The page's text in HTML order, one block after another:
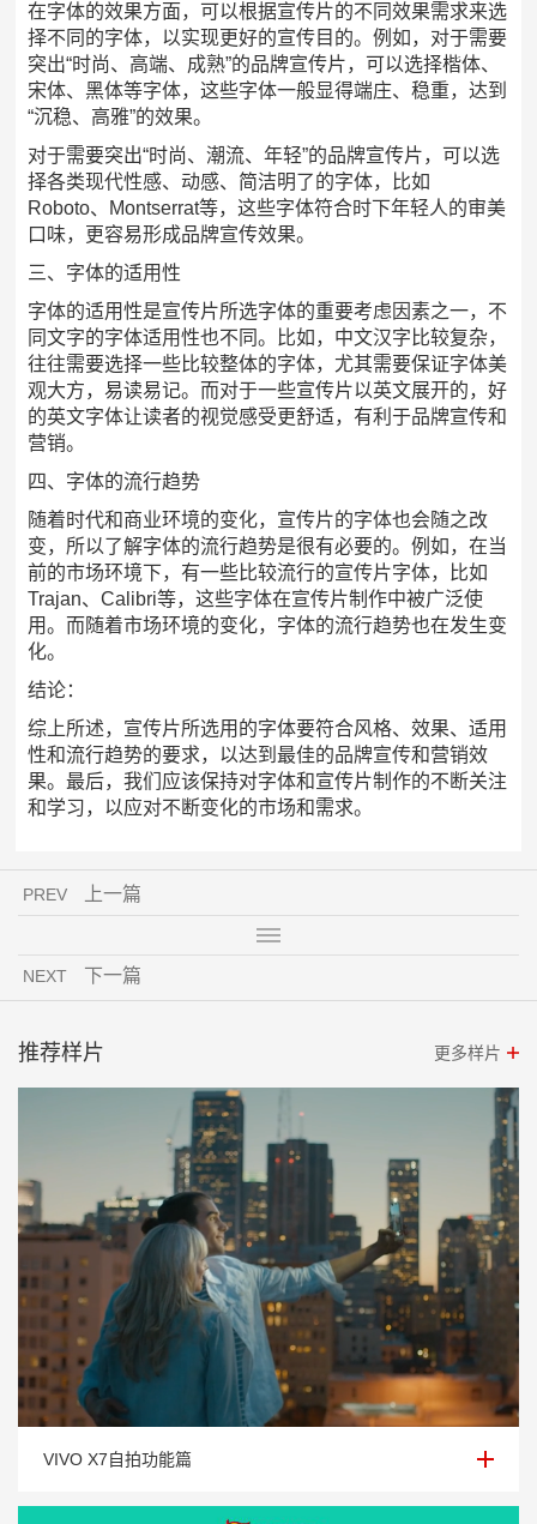
在字体的效果方面，可以根据宣传片的不同效果需求来选
择不同的字体，以实现更好的宣传目的。例如，对于需要
突出“时尚、高端、成熟”的品牌宣传片，可以选择楷体、
宋体、黑体等字体，这些字体一般显得端庄、稳重，达到
“沉稳、高雅”的效果。
对于需要突出“时尚、潮流、年轻”的品牌宣传片，可以选
择各类现代性感、动感、简洁明了的字体，比如
Roboto、Montserrat等，这些字体符合时下年轻人的审美
口味，更容易形成品牌宣传效果。
三、字体的适用性
字体的适用性是宣传片所选字体的重要考虑因素之一，不
同文字的字体适用性也不同。比如，中文汉字比较复杂，
往往需要选择一些比较整体的字体，尤其需要保证字体美
观大方，易读易记。而对于一些宣传片以英文展开的，好
的英文字体让读者的视觉感受更舒适，有利于品牌宣传和
营销。
四、字体的流行趋势
随着时代和商业环境的变化，宣传片的字体也会随之改
变，所以了解字体的流行趋势是很有必要的。例如，在当
前的市场环境下，有一些比较流行的宣传片字体，比如
Trajan、Calibri等，这些字体在宣传片制作中被广泛使
用。而随着市场环境的变化，字体的流行趋势也在发生变
化。
结论：
综上所述，宣传片所选用的字体要符合风格、效果、适用
性和流行趋势的要求，以达到最佳的品牌宣传和营销效
果。最后，我们应该保持对字体和宣传片制作的不断关注
和学习，以应对不断变化的市场和需求。
PREV 上一篇
NEXT 下一篇
推荐样片 更多样片
VIVO X7自拍功能篇
VIVO X7自拍功能篇